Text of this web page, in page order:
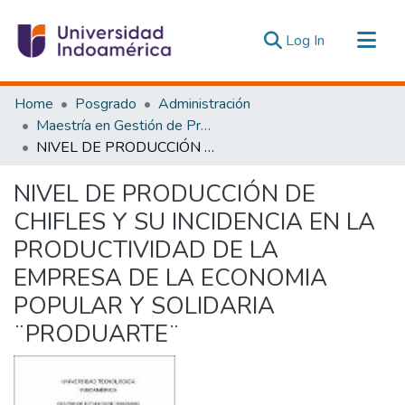
Log In (current)
Communities & Collections
All of DSpace
Statistics
Home Posgrado
Administración
Maestría en Gestión de Proyectos Socioproductivos
NIVEL DE PRODUCCIÓN DE CHIFLES Y SU INCIDENCIA EN LA PRODUCTIVIDAD DE LA EMPRESA DE LA ECONOMIA POPULAR Y SOLIDARIA ¨PRODUARTE¨
NIVEL DE PRODUCCIÓN DE
CHIFLES Y SU INCIDENCIA EN LA
PRODUCTIVIDAD DE LA
EMPRESA DE LA ECONOMIA
POPULAR Y SOLIDARIA
¨PRODUARTE¨